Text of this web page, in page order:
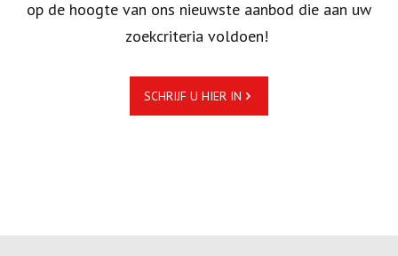
op de hoogte van ons nieuwste aanbod die aan uw
zoekcriteria voldoen!
SCHRIJF U HIER IN